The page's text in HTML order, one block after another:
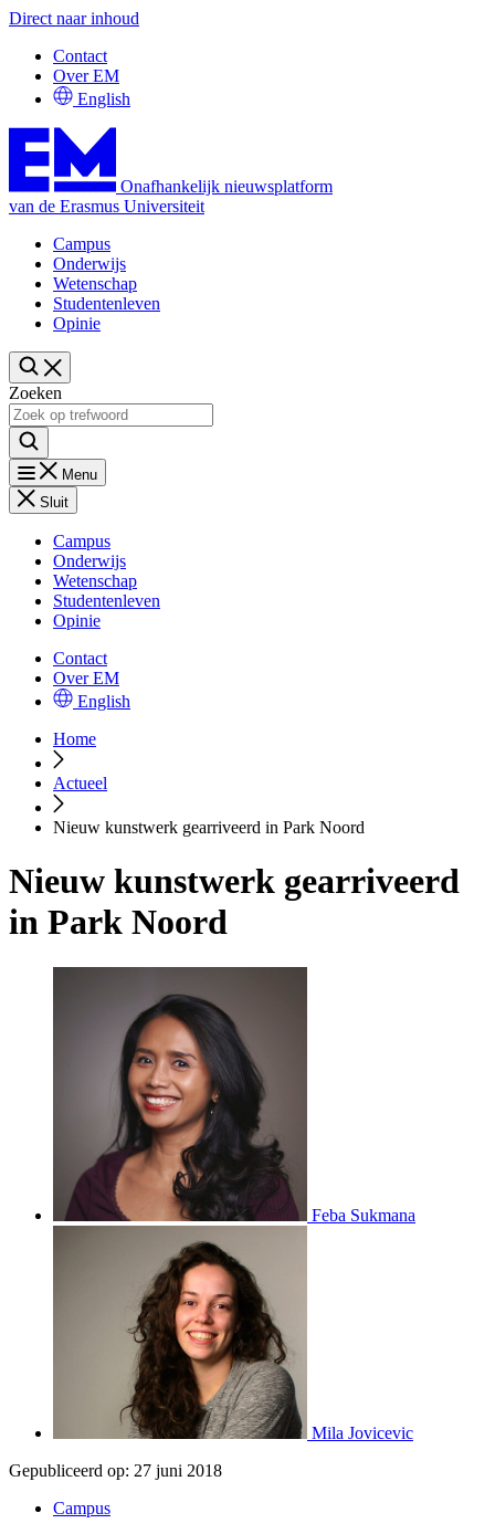
Direct naar inhoud
Contact
Over EM
English
Onafhankelijk nieuwsplatform
van de Erasmus Universiteit
Campus
Onderwijs
Wetenschap
Studentenleven
Opinie
Zoeken
Menu
Sluit
Campus
Onderwijs
Wetenschap
Studentenleven
Opinie
Contact
Over EM
English
Home
Actueel
Nieuw kunstwerk gearriveerd in Park Noord
Nieuw kunstwerk gearriveerd
in Park Noord
Feba Sukmana
Mila Jovicevic
Gepubliceerd op: 27 juni 2018
Campus